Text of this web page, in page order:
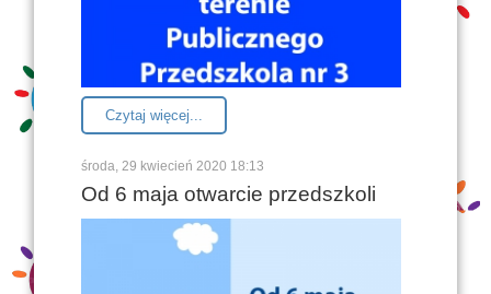
Czytaj więcej...
środa, 29 kwiecień 2020 18:13
Od 6 maja otwarcie przedszkoli